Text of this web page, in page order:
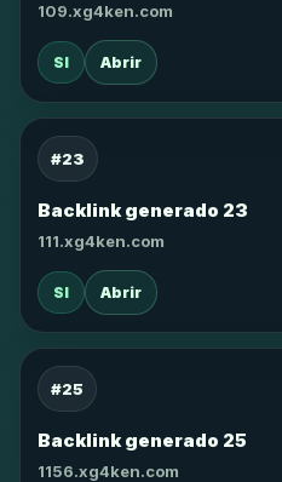
109.xg4ken.com
SI Abrir
#23
Backlink generado 23
111.xg4ken.com
SI Abrir
#25
Backlink generado 25
1156.xg4ken.com